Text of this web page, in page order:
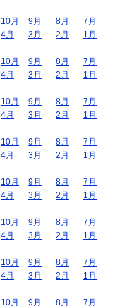
10月 9月 8月
7月
4月 3月 2月
1月
10月 9月 8月
7月
4月 3月 2月
1月
10月 9月 8月
7月
4月 3月 2月
1月
10月 9月 8月
7月
4月 3月 2月
1月
10月 9月 8月
7月
4月 3月 2月
1月
10月 9月 8月
7月
4月 3月 2月
1月
10月 9月 8月
7月
4月 3月 2月
1月
10月 9月 8月 7月